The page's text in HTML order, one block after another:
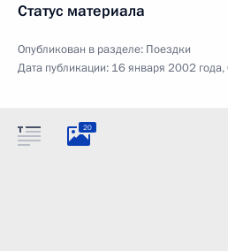
Статус материала
Опубликован в разделе: Поездки
Дата публикации: 16 января 2002
20